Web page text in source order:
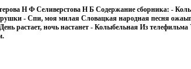
Н Ф Селиверстова Н Б Содержание сборника: -
- Спи, моя милая Словацкая народная песня
растает, ночь настанет - Колыбельная Из